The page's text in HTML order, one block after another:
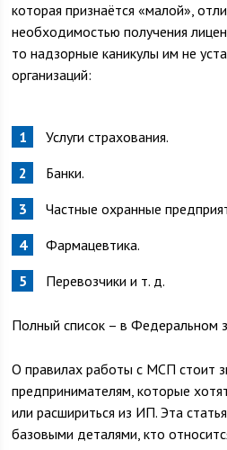
которая признаётся «малой»,
необходимостью получения
то надзорные каникулы им не
организаций:
Услуги страхования.
Банки.
Частные охранные
Фармацевтика.
Перевозчики и т. д.
Полный список – в Федеральном
О правилах работы с МСП стоит
предпринимателям, которые
или расшириться из ИП. Эта
базовыми деталями, кто